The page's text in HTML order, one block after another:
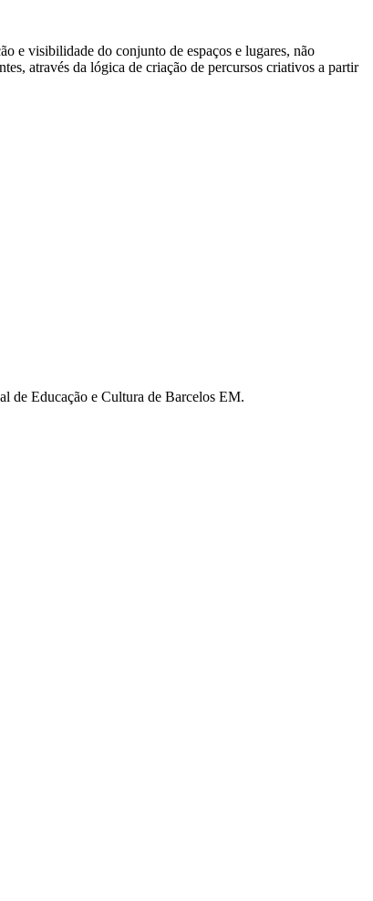
e visibilidade do conjunto de espaços e lugares, não
através da lógica de criação de percursos criativos a partir
de Educação e Cultura de Barcelos EM.